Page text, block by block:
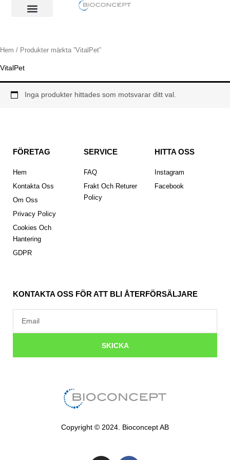
Hem / Produkter märkta ”VitalPet”
VitalPet
Inga produkter hittades som motsvarar ditt val.
FÖRETAG
Hem
Kontakta Oss
Om Oss
Privacy Policy
Cookies Och
Hantering
GDPR
SERVICE
FAQ
Frakt Och Returer
Policy
HITTA OSS
Instagram
Facebook
KONTAKTA OSS FÖR ATT BLI ÅTERFÖRSÄLJARE
SKICKA
Copyright © 2024. Bioconcept AB